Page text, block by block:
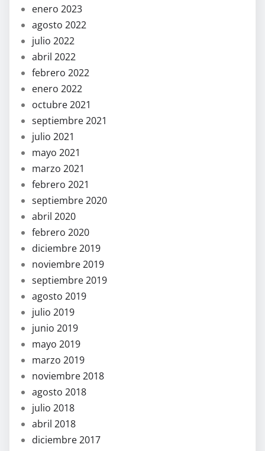
enero 2023
agosto 2022
julio 2022
abril 2022
febrero 2022
enero 2022
octubre 2021
septiembre 2021
julio 2021
mayo 2021
marzo 2021
febrero 2021
septiembre 2020
abril 2020
febrero 2020
diciembre 2019
noviembre 2019
septiembre 2019
agosto 2019
julio 2019
junio 2019
mayo 2019
marzo 2019
noviembre 2018
agosto 2018
julio 2018
abril 2018
diciembre 2017